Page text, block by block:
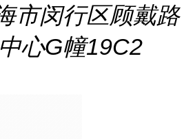
市闵行区顾戴路
心G幢19C2